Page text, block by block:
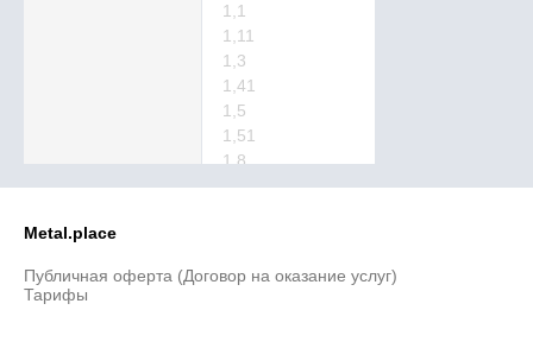
1,1
1,11
1,3
1,41
1,5
1,51
1,8
1,81
2,8
Metal.place
Публичная оферта (Договор на оказание услуг)
Тарифы